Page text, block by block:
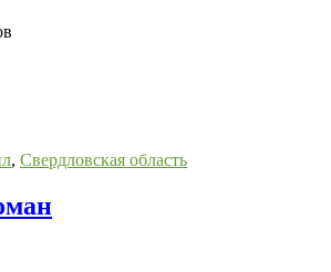
, Свердловская область